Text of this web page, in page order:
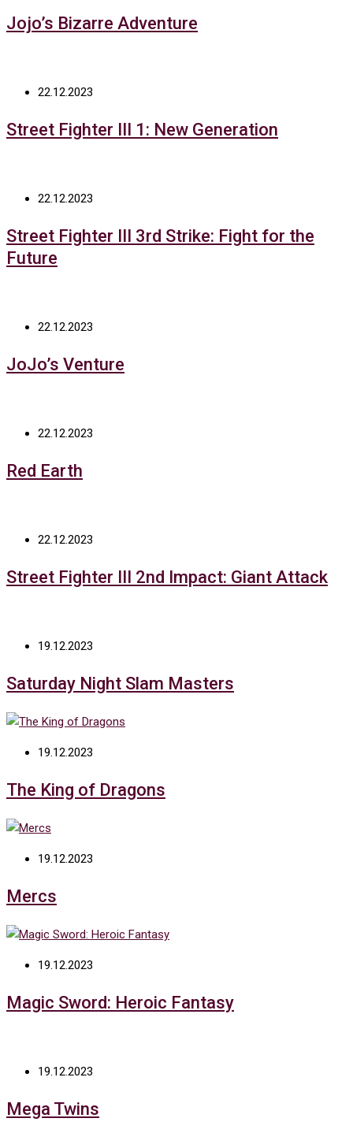
Jojo’s Bizarre Adventure
22.12.2023
Street Fighter III 1: New Generation
22.12.2023
Street Fighter III 3rd Strike: Fight for the
Future
22.12.2023
JoJo’s Venture
22.12.2023
Red Earth
22.12.2023
Street Fighter III 2nd Impact: Giant Attack
19.12.2023
Saturday Night Slam Masters
19.12.2023
The King of Dragons
19.12.2023
Mercs
19.12.2023
Magic Sword: Heroic Fantasy
19.12.2023
Mega Twins